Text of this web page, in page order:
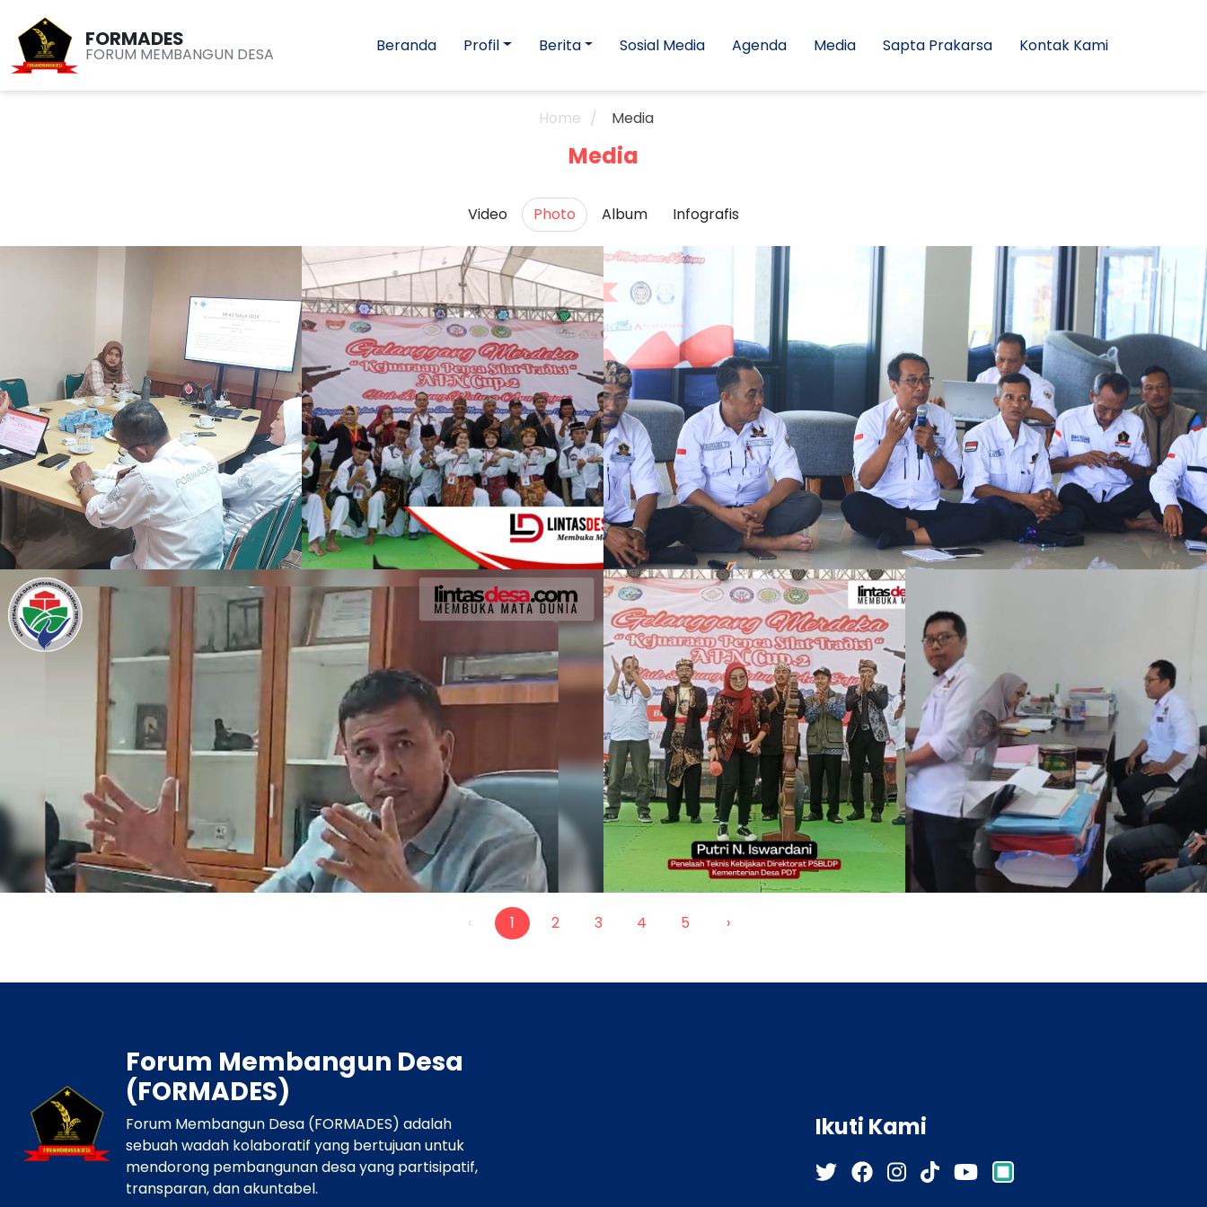
FORMADES
FORUM MEMBANGUN DESA Beranda Profil Berita Sosial Media Agenda Media Sapta Prakarsa Kontak Kami
Home Media
Media
Video Photo Album Infografis
Forum Membangun Desa
(FORMADES) Audiensi dengan
Kementerian Desa,
Dari Desa, Kita Belajar Bernapas:
Rembuk Kebudayaan FORMADES
2025
FORMADES Gelar Rembuk Kebudayaan dan Silaturahmi Nasional di Bandung
Kemendesa PDT : Desa Harus Jadi Pusat Kebudayaan, FORMADES Mitra
Strategis Pembangunan
Hadiri Rembuk Kebudayaan
Bersinergi dengan Pemerintah
Lewat Program TA-MENG DESA
‹ 1 2 3 4 5 ›
Forum Membangun Desa
(FORMADES)
Forum Membangun Desa (FORMADES) adalah
sebuah wadah kolaboratif yang bertujuan untuk
mendorong pembangunan desa yang partisipatif,
transparan, dan akuntabel.
Ikuti Kami